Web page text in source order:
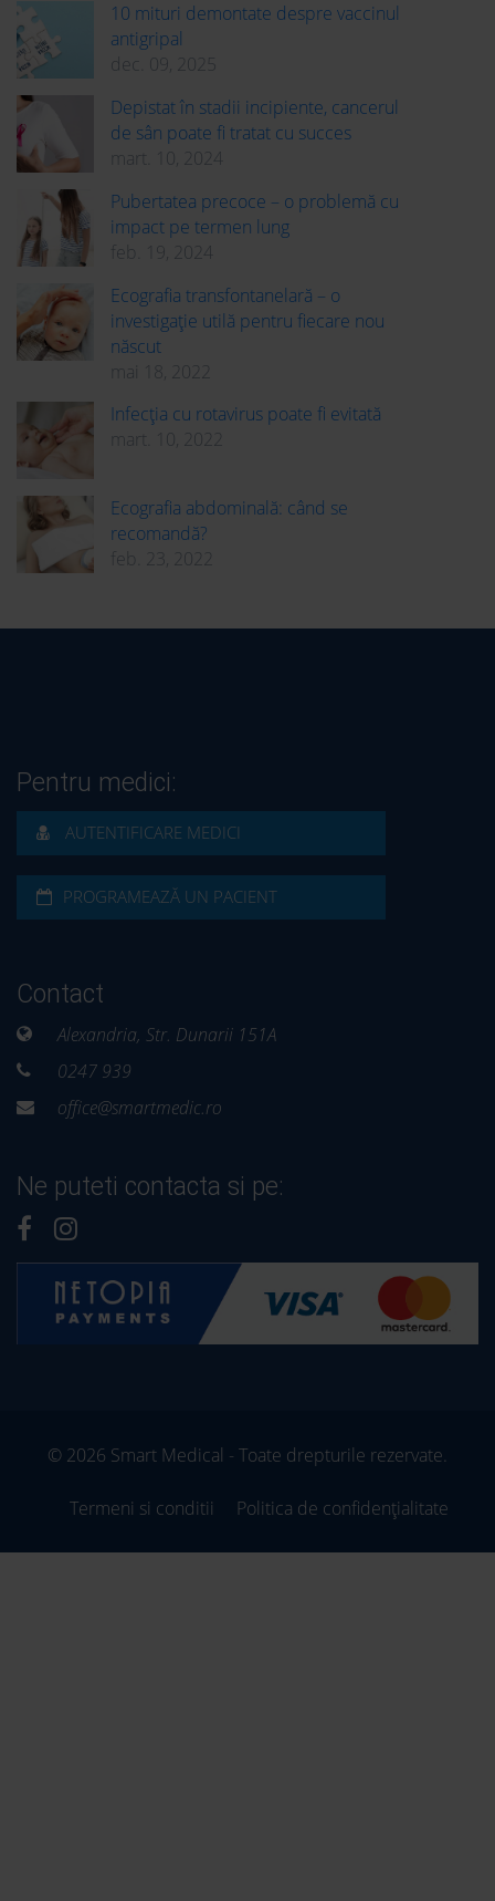
10 mituri demontate despre vaccinul
antigripal
dec. 09, 2025
Depistat în stadii incipiente, cancerul
de sân poate fi tratat cu succes
mart. 10, 2024
Pubertatea precoce – o problemă cu
impact pe termen lung
feb. 19, 2024
Ecografia transfontanelară – o
investigație utilă pentru fiecare nou
născut
mai 18, 2022
Infecția cu rotavirus poate fi evitată
mart. 10, 2022
Ecografia abdominală: când se
recomandă?
feb. 23, 2022
Pentru medici:
AUTENTIFICARE MEDICI
PROGRAMEAZĂ UN PACIENT
Contact
Alexandria, Str. Dunarii 151A
0247 939
office@smartmedic.ro
Ne puteti contacta si pe:
© 2026 Smart Medical - Toate drepturile rezervate.
Termeni si conditii Politica de confidențialitate